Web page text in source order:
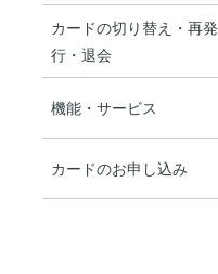
カードの切り替え・再発
行・退会
機能・サービス
カードのお申し込み